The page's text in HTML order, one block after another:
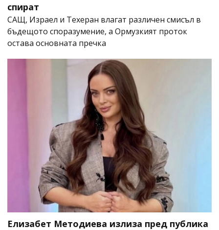
спират
САЩ, Израел и Техеран влагат различен смисъл в
бъдещото споразумение, а Ормузкият проток
остава основната пречка
Елизабет Методиева излиза пред публика